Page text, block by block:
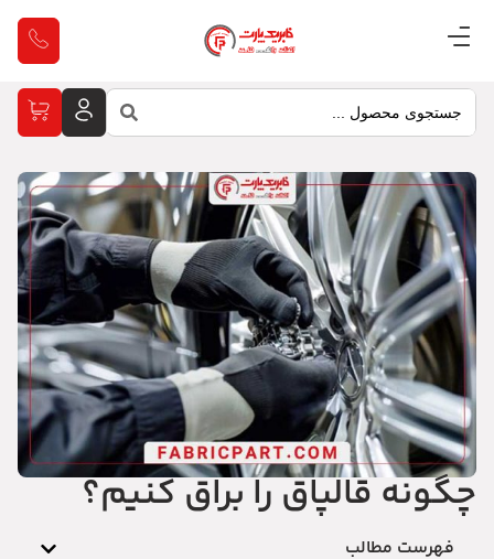
چگونه قالپاق را براق کنیم؟
فهرست مطالب